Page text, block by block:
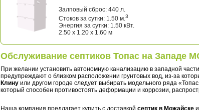
Залповый сброс: 440 л.
Стоков за сутки: 1.50 м.3
Энергия за сутки: 1.50 кВт.
2.50 x 1.20 x 1.60 м
Обслуживание септиков Топас на Западе
При желании установить автономную канализацию в западной
предупреждают о близком расположении грунтовых вод, из-за
Клину или другом городе следует выбирать модельного ряда
который способен противостоять деформации и коррозии,
Наша компания предлагает купить с доставкой септик в Можайске